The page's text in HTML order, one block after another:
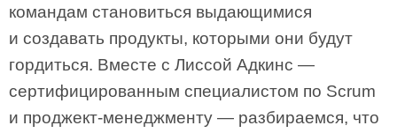
командам становиться выдающимися
и создавать продукты, которыми они будут
гордиться. Вместе с Лиссой Адкинс —
сертифицированным специалистом по Scrum
и проджект-менеджменту — разбираемся, что